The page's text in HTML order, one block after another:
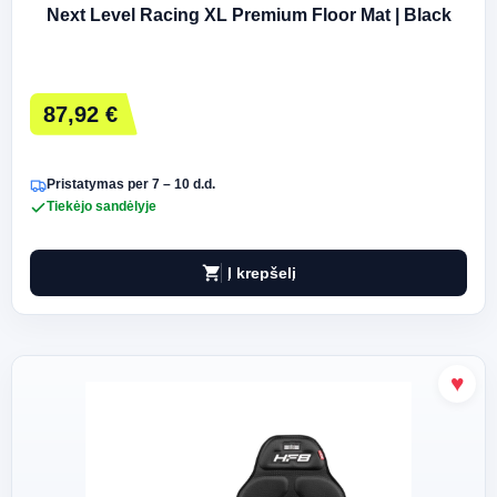
Next Level Racing XL Premium Floor Mat | Black
87,92 €
Pristatymas per 7 – 10 d.d.
Tiekėjo sandėlyje
shopping_cart Į krepšelį